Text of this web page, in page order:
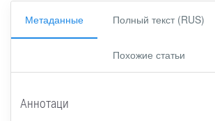
Метаданные Полный текст (RUS)
Похожие статьи
Аннотаци